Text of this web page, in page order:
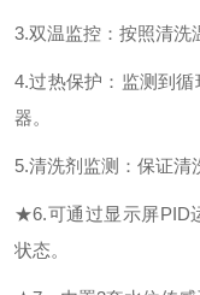
3.双温监控：按照清洗
4.过热保护：监测到
器。
5.清洗剂监测：保证清
★6.可通过显示屏PID
状态。